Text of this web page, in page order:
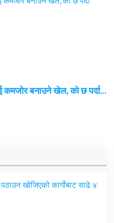
कमजोर बनाउने खेल, को छ पर्दा…